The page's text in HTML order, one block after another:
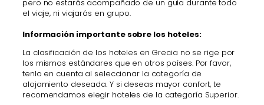
pero no estarás acompañado de un guía durante todo
el viaje, ni viajarás en grupo.
Información importante sobre los hoteles:
La clasificación de los hoteles en Grecia no se rige por
los mismos estándares que en otros países. Por favor,
tenlo en cuenta al seleccionar la categoría de
alojamiento deseada. Y si deseas mayor confort, te
recomendamos elegir hoteles de la categoría Superior.